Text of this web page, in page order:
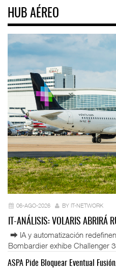
HUB AÉREO
06-AGO-2026 BY IT-NETWORK
IT-ANÁLISIS: VOLARIS ABRIRÁ
⮕ IA y automatización
Bombardier exhibe Challenger
ASPA Pide Bloquear Eventual Fusión…